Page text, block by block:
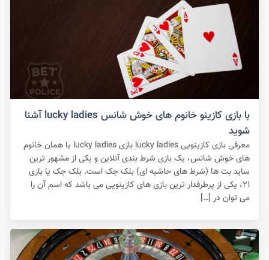
با بازی کازینو خانوم های خوش شانس lucky ladies آشنا
شوید
معرفی بازی کازینویی lucky ladies بازی lucky ladies یا همان خانوم
های خوش شانس، یک بازی شرط بندی آنلاین و یکی از مشهور ترین
ساید بت ها (شرط های حاشیه ای) بلک جک است‌. بلک جک یا بازی
۲۱، یکی از پرطرفدار ترین بازی های کازینویی می باشد که اسم آن را
می توان در […]